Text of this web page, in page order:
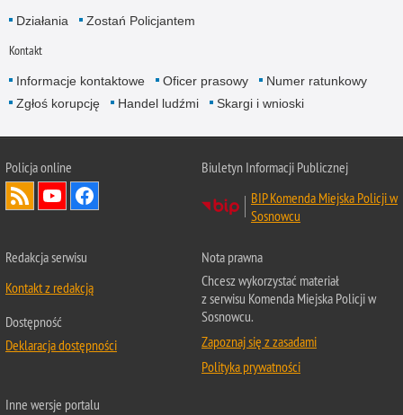
Działania Zostań Policjantem
Kontakt
Informacje kontaktowe Oficer prasowy
Numer ratunkowy
Zgłoś korupcję
Handel ludźmi Skargi i wnioski
Policja online
Biuletyn Informacji Publicznej
BIP Komenda Miejska Policji w
Sosnowcu
Redakcja serwisu
Kontakt z redakcją
Dostępność
Deklaracja dostępności
Nota prawna
Chcesz wykorzystać materiał
z serwisu Komenda Miejska Policji w
Sosnowcu.
Zapoznaj się z zasadami
Polityka prywatności
Inne wersje portalu